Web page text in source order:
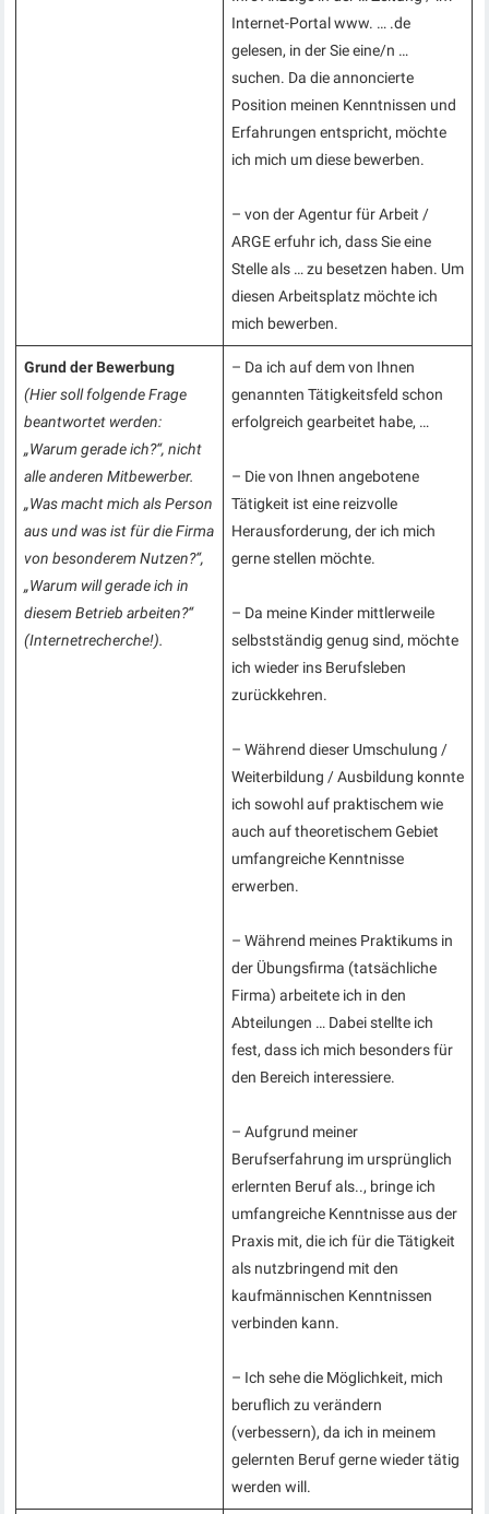
Internet-Portal www. … .de
gelesen, in der Sie eine/n …
suchen. Da die annoncierte
Position meinen Kenntnissen und
Erfahrungen entspricht, möchte
ich mich um diese bewerben.
– von der Agentur für Arbeit /
ARGE erfuhr ich, dass Sie eine
Stelle als … zu besetzen haben. Um
diesen Arbeitsplatz möchte ich
mich bewerben.
Grund der Bewerbung
(Hier soll folgende Frage
beantwortet werden:
„Warum gerade ich?“, nicht
alle anderen Mitbewerber.
„Was macht mich als Person
aus und was ist für die Firma
von besonderem Nutzen?“,
„Warum will gerade ich in
diesem Betrieb arbeiten?“
(Internetrecherche!).
– Da ich auf dem von Ihnen
genannten Tätigkeitsfeld schon
erfolgreich gearbeitet habe, …
– Die von Ihnen angebotene
Tätigkeit ist eine reizvolle
Herausforderung, der ich mich
gerne stellen möchte.
– Da meine Kinder mittlerweile
selbstständig genug sind, möchte
ich wieder ins Berufsleben
zurückkehren.
– Während dieser Umschulung /
Weiterbildung / Ausbildung konnte
ich sowohl auf praktischem wie
auch auf theoretischem Gebiet
umfangreiche Kenntnisse
erwerben.
– Während meines Praktikums in
der Übungsfirma (tatsächliche
Firma) arbeitete ich in den
Abteilungen … Dabei stellte ich
fest, dass ich mich besonders für
den Bereich interessiere.
– Aufgrund meiner
Berufserfahrung im ursprünglich
erlernten Beruf als.., bringe ich
umfangreiche Kenntnisse aus der
Praxis mit, die ich für die Tätigkeit
als nutzbringend mit den
kaufmännischen Kenntnissen
verbinden kann.
– Ich sehe die Möglichkeit, mich
beruflich zu verändern
(verbessern), da ich in meinem
gelernten Beruf gerne wieder tätig
werden will.